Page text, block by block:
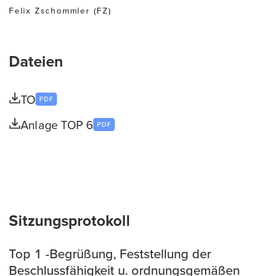
Felix Zschommler (FZ)
Dateien
TO
Anlage TOP 6
Sitzungsprotokoll
Top 1 -Begrüßung, Feststellung der
Beschlussfähigkeit u. ordnungsgemäßen